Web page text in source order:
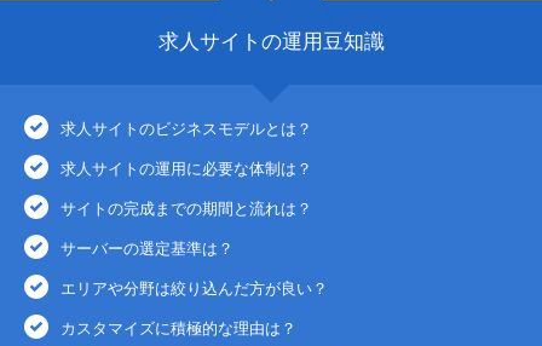
求人サイトの運用豆知識
求人サイトのビジネスモデルとは？
求人サイトの運用に必要な体制は？
サイトの完成までの期間と流れは？
サーバーの選定基準は？
エリアや分野は絞り込んだ方が良い？
カスタマイズに積極的な理由は？